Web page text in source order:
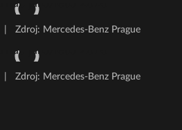
Zdroj: Mercedes-Benz Prague
Zdroj: Mercedes-Benz Prague